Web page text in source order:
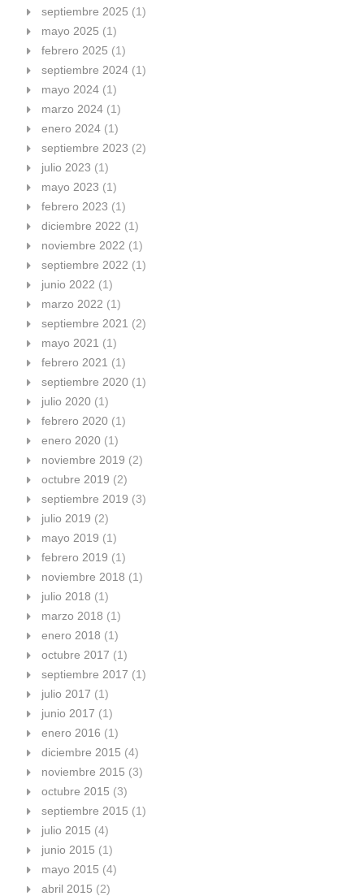
septiembre 2025 (1)
mayo 2025 (1)
febrero 2025 (1)
septiembre 2024 (1)
mayo 2024 (1)
marzo 2024 (1)
enero 2024 (1)
septiembre 2023 (2)
julio 2023 (1)
mayo 2023 (1)
febrero 2023 (1)
diciembre 2022 (1)
noviembre 2022 (1)
septiembre 2022 (1)
junio 2022 (1)
marzo 2022 (1)
septiembre 2021 (2)
mayo 2021 (1)
febrero 2021 (1)
septiembre 2020 (1)
julio 2020 (1)
febrero 2020 (1)
enero 2020 (1)
noviembre 2019 (2)
octubre 2019 (2)
septiembre 2019 (3)
julio 2019 (2)
mayo 2019 (1)
febrero 2019 (1)
noviembre 2018 (1)
julio 2018 (1)
marzo 2018 (1)
enero 2018 (1)
octubre 2017 (1)
septiembre 2017 (1)
julio 2017 (1)
junio 2017 (1)
enero 2016 (1)
diciembre 2015 (4)
noviembre 2015 (3)
octubre 2015 (3)
septiembre 2015 (1)
julio 2015 (4)
junio 2015 (1)
mayo 2015 (4)
abril 2015 (2)